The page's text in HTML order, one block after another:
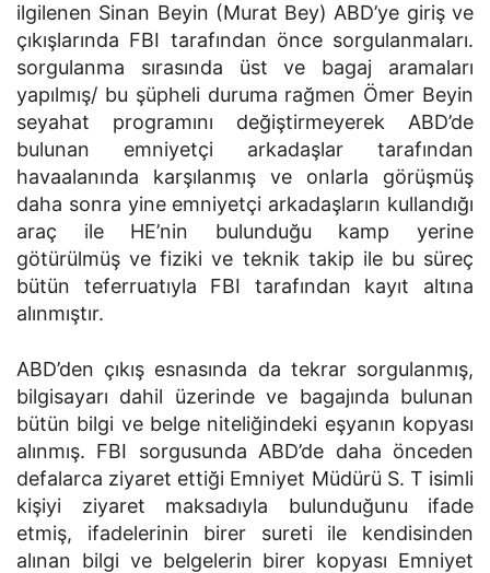
ilgilenen Sinan Beyin (Murat Bey) ABD’ye giriş ve
çıkışlarında FBI tarafından önce sorgulanmaları.
sorgulanma sırasında üst ve bagaj aramaları
yapılmış/ bu şüpheli duruma rağmen Ömer Beyin
seyahat programını değiştirmeyerek ABD’de
bulunan emniyetçi arkadaşlar tarafından
havaalanında karşılanmış ve onlarla görüşmüş
daha sonra yine emniyetçi arkadaşların kullandığı
araç ile HE’nin bulunduğu kamp yerine
götürülmüş ve fiziki ve teknik takip ile bu süreç
bütün teferruatıyla FBI tarafından kayıt altına
alınmıştır.
ABD’den çıkış esnasında da tekrar sorgulanmış,
bilgisayarı dahil üzerinde ve bagajında bulunan
bütün bilgi ve belge niteliğindeki eşyanın kopyası
alınmış. FBI sorgusunda ABD’de daha önceden
defalarca ziyaret ettiği Emniyet Müdürü S. T isimli
kişiyi ziyaret maksadıyla bulunduğunu ifade
etmiş, ifadelerinin birer sureti ile kendisinden
alınan bilgi ve belgelerin birer kopyası Emniyet